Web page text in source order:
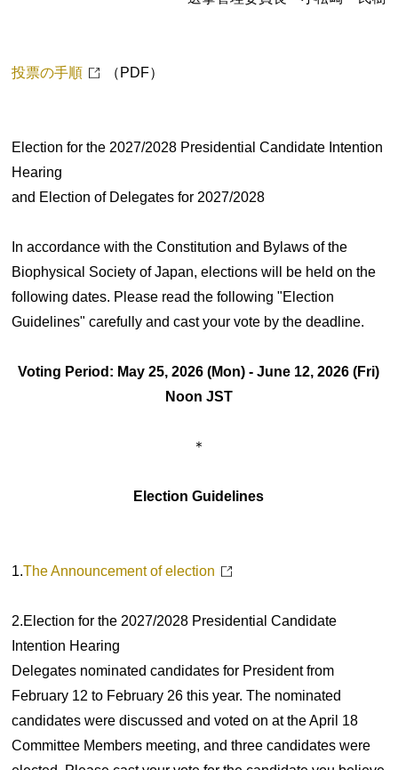
投票の手順 （PDF）
Election for the 2027/2028 Presidential Candidate Intention
Hearing
and Election of Delegates for 2027/2028
In accordance with the Constitution and Bylaws of the
Biophysical Society of Japan, elections will be held on the
following dates. Please read the following "Election
Guidelines" carefully and cast your vote by the deadline.
Voting Period: May 25, 2026 (Mon) - June 12, 2026 (Fri)
Noon JST
＊
Election Guidelines
1.The Announcement of election
2.Election for the 2027/2028 Presidential Candidate
Intention Hearing
Delegates nominated candidates for President from
February 12 to February 26 this year. The nominated
candidates were discussed and voted on at the April 18
Committee Members meeting, and three candidates were